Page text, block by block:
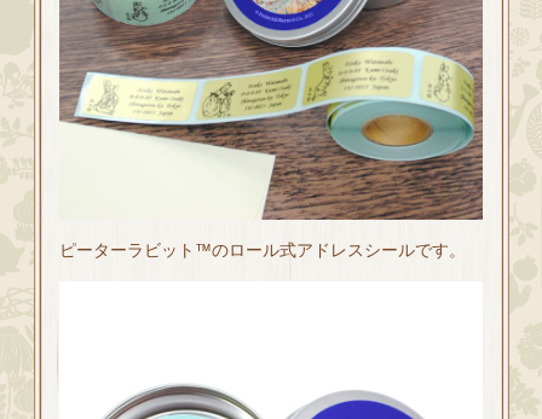
ピーターラビット™のロール式アドレスシールです。